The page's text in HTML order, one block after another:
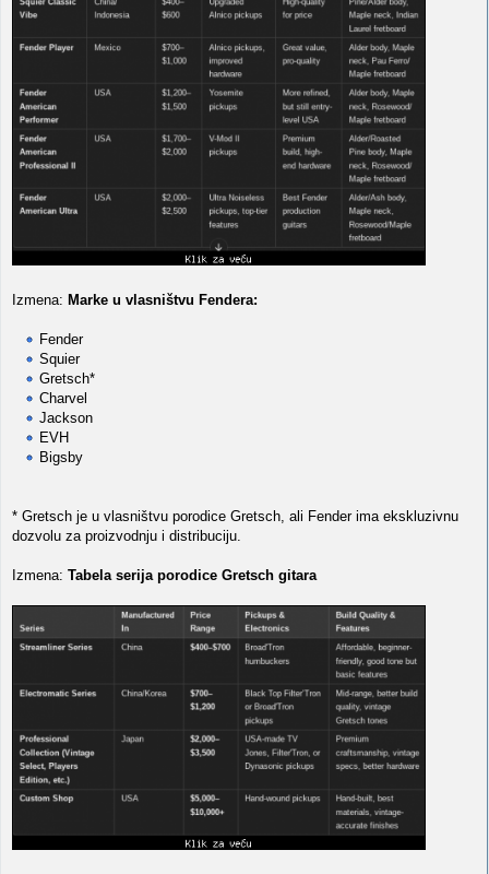
Izmena: Marke u vlasništvu Fendera:
Fender
Squier
Gretsch*
Charvel
Jackson
EVH
Bigsby
* Gretsch je u vlasništvu porodice Gretsch, ali Fender ima ekskluzivnu
dozvolu za proizvodnju i distribuciju.
Izmena: Tabela serija porodice Gretsch gitara